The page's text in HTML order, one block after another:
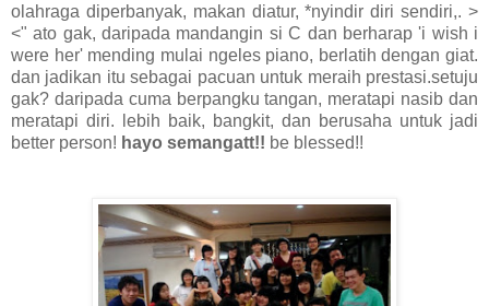
olahraga diperbanyak, makan diatur, *nyindir diri sendiri,. >
<" ato gak, daripada mandangin si C dan berharap 'i wish i
were her' mending mulai ngeles piano, berlatih dengan giat.
dan jadikan itu sebagai pacuan untuk meraih prestasi.setuju
gak? daripada cuma berpangku tangan, meratapi nasib dan
meratapi diri. lebih baik, bangkit, dan berusaha untuk jadi
better person! hayo semangatt!! be blessed!!